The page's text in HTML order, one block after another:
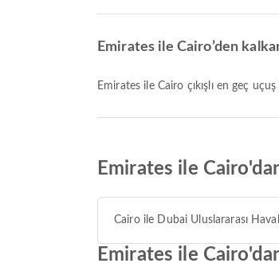
Emirates ile Cairo’den
Emirates ile Cairo çıkışlı en geç
Emirates ile
Cairo ile Dubai Uluslararası
Emirates ile